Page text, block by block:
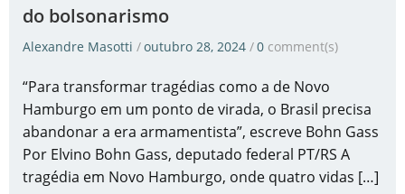
do bolsonarismo
Alexandre Masotti /outubro 28, 2024 /0 comment(s)
“Para transformar tragédias como a de Novo
Hamburgo em um ponto de virada, o Brasil precisa
abandonar a era armamentista”, escreve Bohn Gass
Por Elvino Bohn Gass, deputado federal PT/RS A
tragédia em Novo Hamburgo, onde quatro vidas […]